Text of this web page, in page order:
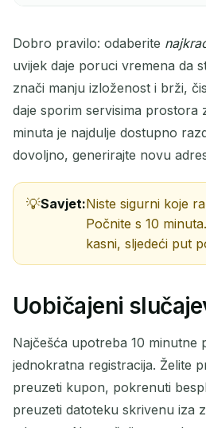
Dobro pravilo: odaberite
uvijek daje poruci vremena da
znači manju izloženost i brži,
daje sporim servisima prostora
minuta je najdulje dostupno
dovoljno, generirajte novu
Savjet:Niste sigurni koje
Počnite s 10
kasni, sljedeći put
Uobičajeni
Najčešća upotreba 10 minutne
jednokratna registracija. Želite
preuzeti kupon, pokrenuti
preuzeti datoteku skrivenu iza